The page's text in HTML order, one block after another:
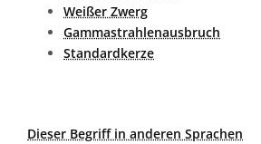
Weißer Zwerg
Gammastrahlenausbruch
Standardkerze
Dieser Begriff in anderen Sprachen